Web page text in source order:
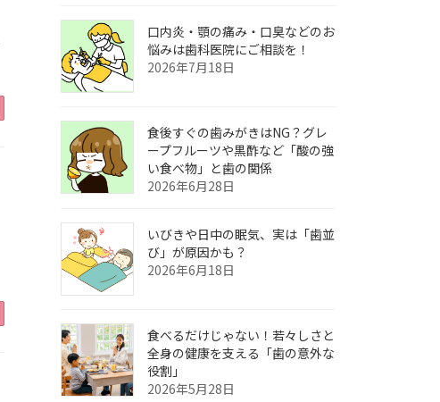
口内炎・顎の痛み・口臭などのお
悩みは歯科医院にご相談を！
2026年7月18日
食後すぐの歯みがきはNG？グレ
ープフルーツや黒酢など「酸の強
い食べ物」と歯の関係
2026年6月28日
いびきや日中の眠気、実は「歯並
び」が原因かも？
2026年6月18日
食べるだけじゃない！若々しさと
全身の健康を支える「歯の意外な
役割」
2026年5月28日